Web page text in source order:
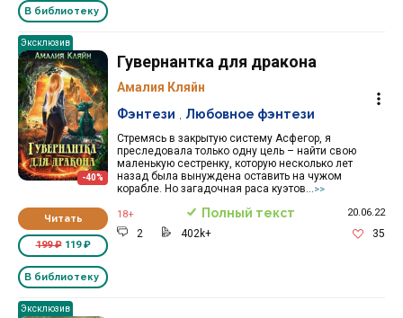
В библиотеку
Эксклюзив
-40%
Читать
199 ₽119 ₽
В библиотеку
Гувернантка для дракона
Амалия Кляйн
Стремясь в закрытую систему Асфегор, я
преследовала только одну цель – найти свою
маленькую сестренку, которую несколько лет
назад была вынуждена оставить на чужом
корабле. Но загадочная раса куэтов...
>>
Фэнтези Любовное фэнтези
18+ Полный текст 20.06.22
2 402k+ 35
Эксклюзив